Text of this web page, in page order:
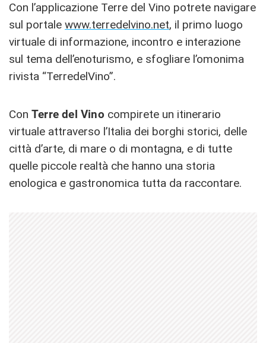
Con l’applicazione Terre del Vino potrete navigare
sul portale www.terredelvino.net, il primo luogo
virtuale di informazione, incontro e interazione
sul tema dell’enoturismo, e sfogliare l’omonima
rivista “TerredelVino”.
Con Terre del Vino compirete un itinerario
virtuale attraverso l’Italia dei borghi storici, delle
città d’arte, di mare o di montagna, e di tutte
quelle piccole realtà che hanno una storia
enologica e gastronomica tutta da raccontare.